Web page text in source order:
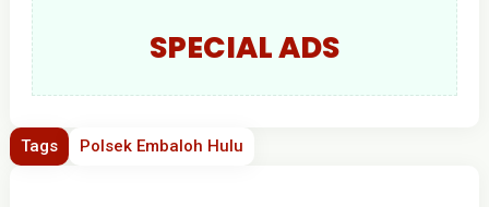
SPECIAL ADS
Tags Polsek Embaloh Hulu